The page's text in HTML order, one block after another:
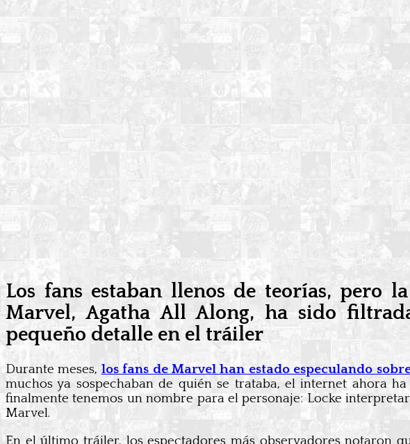
Los fans estaban llenos de teorías, pero
Marvel, Agatha All Along, ha sido
pequeño detalle en el tráiler
Durante meses, los fans de Marvel han estado especulando
muchos ya sospechaban de quién se trataba, el internet ahora
finalmente tenemos un nombre para el personaje: Locke
Marvel.
En el último tráiler, los espectadores más observadores notaron